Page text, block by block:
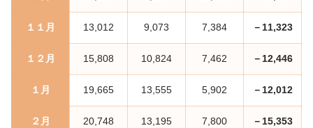
１１月 13,012 9,073 7,384 －11,323
１２月 15,808 10,824 7,462 －12,446
１月 19,665 13,555 5,902 －12,012
２月 20,748 13,195 7,800 －15,353